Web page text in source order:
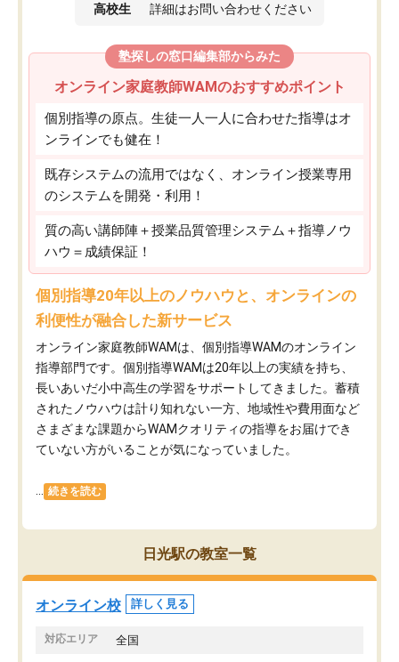
高校生 詳細はお問い合わせください
塾探しの窓口編集部からみた
オンライン家庭教師WAMのおすすめポイント
個別指導の原点。生徒一人一人に合わせた指導はオ
ンラインでも健在！
既存システムの流用ではなく、オンライン授業専用
のシステムを開発・利用！
質の高い講師陣＋授業品質管理システム＋指導ノウ
ハウ＝成績保証！
個別指導20年以上のノウハウと、オンラインの
利便性が融合した新サービス
オンライン家庭教師WAMは、個別指導WAMのオンライン
指導部門です。個別指導WAMは20年以上の実績を持ち、
長いあいだ小中高生の学習をサポートしてきました。蓄積
されたノウハウは計り知れない一方、地域性や費用面など
さまざまな課題からWAMクオリティの指導をお届けでき
ていない方がいることが気になっていました。
続きを読む
日光駅の教室一覧
オンライン校 詳しく見る
対応エリア 全国